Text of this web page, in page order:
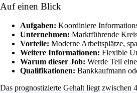
Auf einen Blick
Aufgaben: Koordiniere
Unternehmen: Marktführende
Vorteile: Moderne Arbeitsplätze,
Weitere Informationen: Flexible
Warum dieser Job: Werde Teil
Qualifikationen: Bankkaufmann
Das prognostizierte Gehalt liegt zwischen